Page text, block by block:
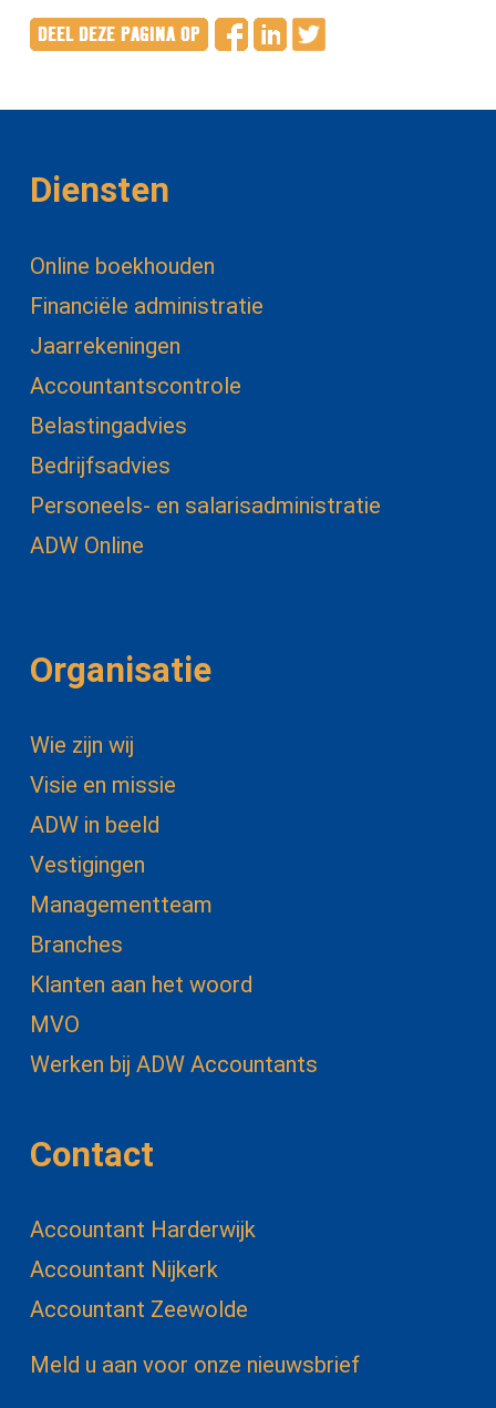
Diensten
Online boekhouden
Financiële administratie
Jaarrekeningen
Accountantscontrole
Belastingadvies
Bedrijfsadvies
Personeels- en salarisadministratie
ADW Online
Organisatie
Wie zijn wij
Visie en missie
ADW in beeld
Vestigingen
Managementteam
Branches
Klanten aan het woord
MVO
Werken bij ADW Accountants
Contact
Accountant Harderwijk
Accountant Nijkerk
Accountant Zeewolde
Meld u aan voor onze nieuwsbrief